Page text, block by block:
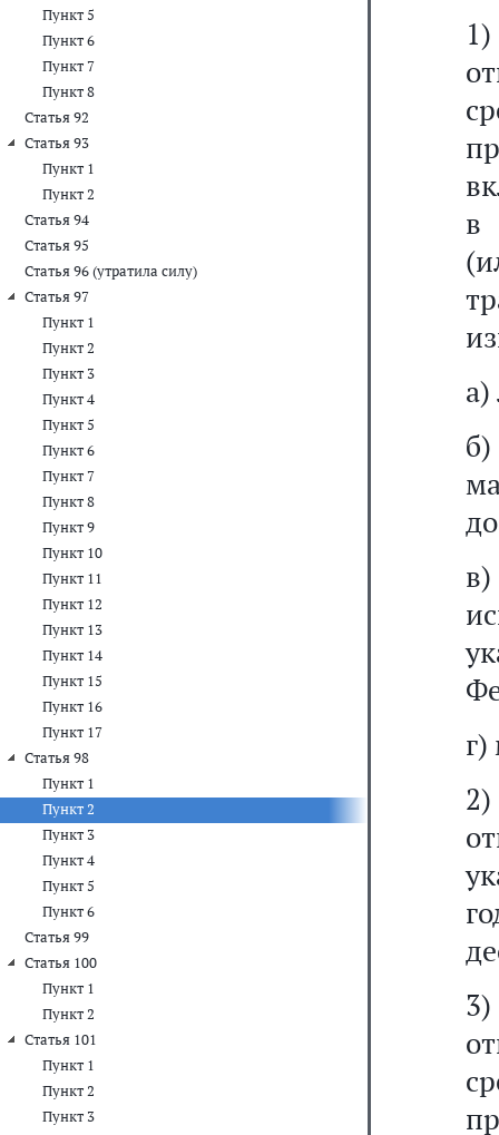
Пункт 5
Пункт 6
Пункт 7
Пункт 8
Статья 92
Статья 93
Пункт 1
Пункт 2
Статья 94
Статья 95
Статья 96 (утратила силу)
Статья 97
Пункт 1
Пункт 2
Пункт 3
Пункт 4
Пункт 5
Пункт 6
Пункт 7
Пункт 8
Пункт 9
Пункт 10
Пункт 11
Пункт 12
Пункт 13
Пункт 14
Пункт 15
Пункт 16
Пункт 17
Статья 98
Пункт 1
Пункт 2
Пункт 3
Пункт 4
Пункт 5
Пункт 6
Статья 99
Статья 100
Пункт 1
Пункт 2
Статья 101
Пункт 1
Пункт 2
Пункт 3
в
г)